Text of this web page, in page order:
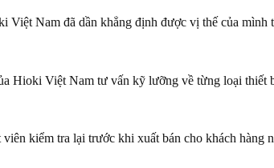
Nam đã dần khẳng định được vị thế của mình
Hioki Việt Nam tư vấn kỹ lưỡng về từng loại thiết
kiểm tra lại trước khi xuất bán cho khách hàng